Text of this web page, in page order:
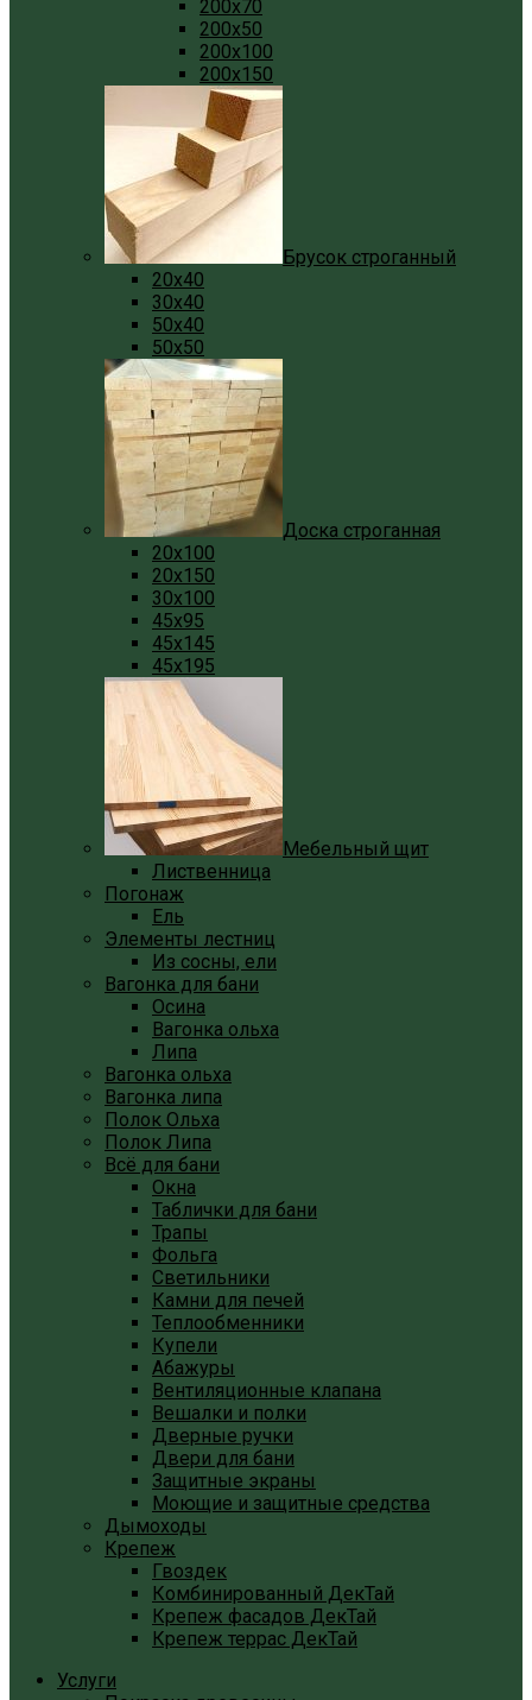
200x70
200x50
200x100
200x150
Брусок строганный
20x40
30x40
50x40
50x50
Доска строганная
20x100
20x150
30x100
45x95
45x145
45x195
Мебельный щит
Лиственница
Погонаж
Ель
Элементы лестниц
Из сосны, ели
Вагонка для бани
Осина
Вагонка ольха
Липа
Вагонка ольха
Вагонка липа
Полок Ольха
Полок Липа
Всё для бани
Окна
Таблички для бани
Трапы
Фольга
Светильники
Камни для печей
Теплообменники
Купели
Абажуры
Вентиляционные клапана
Вешалки и полки
Дверные ручки
Двери для бани
Защитные экраны
Моющие и защитные средства
Дымоходы
Крепеж
Гвоздек
Комбинированный ДекТай
Крепеж фасадов ДекТай
Крепеж террас ДекТай
Услуги